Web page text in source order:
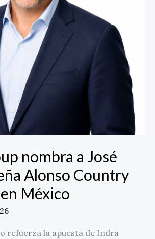
nombra a José
Alonso Country
México
refuerza la apuesta de Indra